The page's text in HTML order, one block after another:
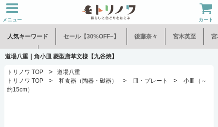
メニュー カート
人気キーワード セール【30%OFF~】 後藤奈々 宮木英至 宮
水谷和音 児玉修治
道場八重｜角小皿 菱型唐草文様【九谷焼】
トリノワ TOP >
道場八重
トリノワ TOP
> 和食器（陶器・磁器） > 皿・プレート >
小皿（～
約15cm）